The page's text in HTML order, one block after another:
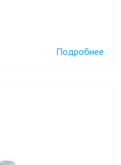
Подробнее